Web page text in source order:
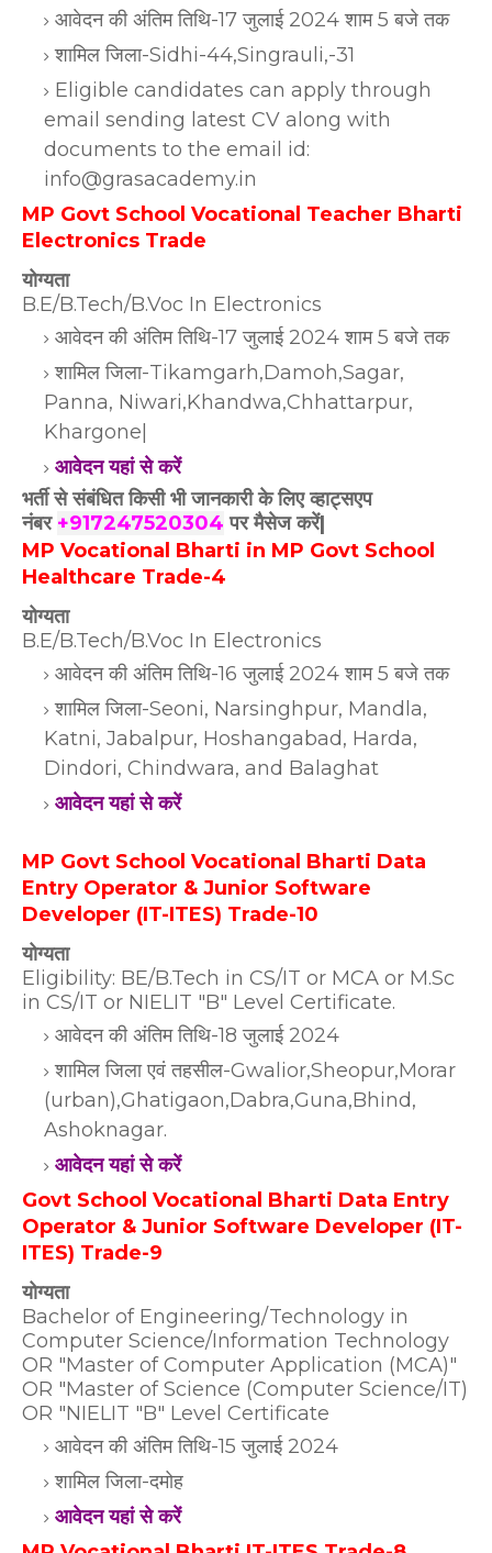
आवेदन की अंतिम तिथि-17 जुलाई 2024 शाम 5 बजे तक
शामिल जिला-Sidhi-44,Singrauli,-31
Eligible candidates can apply through
email sending latest CV along with
documents to the email id:
info@grasacademy.in
MP Govt School Vocational Teacher Bharti
Electronics Trade
योग्यता
B.E/B.Tech/B.Voc In Electronics
आवेदन की अंतिम तिथि-17 जुलाई 2024 शाम 5 बजे तक
शामिल जिला-Tikamgarh,Damoh,Sagar,
Panna, Niwari,Khandwa,Chhattarpur,
Khargone|
आवेदन यहां से करें
भर्ती से संबंधित किसी भी जानकारी के लिए व्हाट्सएप
नंबर +917247520304 पर मैसेज करें|
MP Vocational Bharti in MP Govt School
Healthcare Trade-4
योग्यता
B.E/B.Tech/B.Voc In Electronics
आवेदन की अंतिम तिथि-16 जुलाई 2024 शाम 5 बजे तक
शामिल जिला-Seoni, Narsinghpur, Mandla,
Katni, Jabalpur, Hoshangabad, Harda,
Dindori, Chindwara, and Balaghat
आवेदन यहां से करें
MP Govt School Vocational Bharti Data
Entry Operator & Junior Software
Developer (IT-ITES) Trade-10
योग्यता
Eligibility: BE/B.Tech in CS/IT or MCA or M.Sc
in CS/IT or NIELIT "B" Level Certificate.
आवेदन की अंतिम तिथि-18 जुलाई 2024
शामिल जिला एवं तहसील-Gwalior,Sheopur,Morar
(urban),Ghatigaon,Dabra,Guna,Bhind,
Ashoknagar.
आवेदन यहां से करें
Govt School Vocational Bharti Data Entry
Operator & Junior Software Developer (IT-
ITES) Trade-9
योग्यता
Bachelor of Engineering/Technology in
Computer Science/Information Technology
OR "Master of Computer Application (MCA)"
OR "Master of Science (Computer Science/IT)
OR "NIELIT "B" Level Certificate
आवेदन की अंतिम तिथि-15 जुलाई 2024
शामिल जिला-दमोह
आवेदन यहां से करें